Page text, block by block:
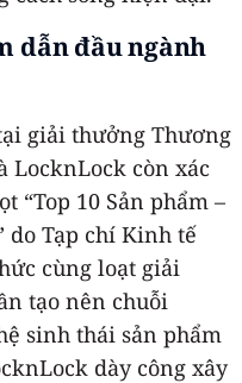
dẫn đầu ngành
giải thưởng Thương
LocknLock còn xác
“Top 10 Sản phẩm –
do Tạp chí Kinh tế
cùng loạt giải
tạo nên chuỗi
sinh thái sản phẩm
dày công xây